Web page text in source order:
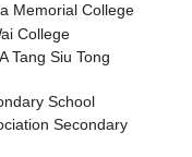
Memorial College
College
Tang Siu Tong
School
Secondary